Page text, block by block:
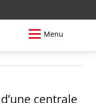
Menu
centrale